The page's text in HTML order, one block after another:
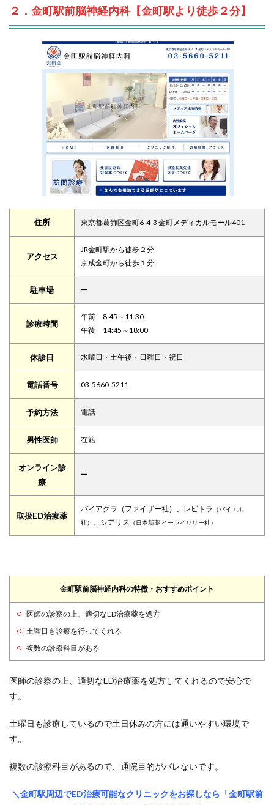
２．金町駅前脳神経内科【金町駅より徒歩２分】
住所 東京都葛飾区金町6-4-3 金町メディカルモール401
アクセス
JR金町駅から徒歩２分
京成金町から徒歩１分
駐車場 ー
診療時間
午前 8:45～11:30
午後 14:45～18:00
休診日 水曜日・土午後・日曜日・祝日
電話番号 03-5660-5211
予約方法 電話
男性医師 在籍
オンライン診
療
ー
取扱ED治療薬
バイアグラ（ファイザー社）、レビトラ
（バイエル
社）
、シアリス （日本新薬 イーライリリー社）
金町駅前脳神経内科の特徴・おすすめポイント
医師の診察の上、適切なED治療薬を処方
土曜日も診療を行ってくれる
複数の診療科目がある
医師の診察の上、適切なED治療薬を処方してくれるので安心で
す。
土曜日も診療しているので土日休みの方には通いやすい環境で
す。
複数の診療科目があるので、通院目的がバレないです。
＼金町駅周辺でED治療可能なクリニックをお探しなら「金町駅前